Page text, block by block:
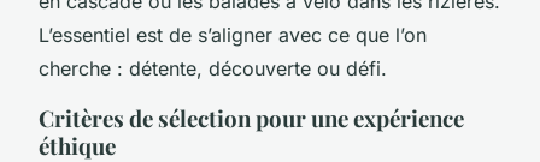
L’essentiel est de s’aligner avec ce que l’on
cherche : détente, découverte ou défi.
Critères de sélection pour une expérience
éthique